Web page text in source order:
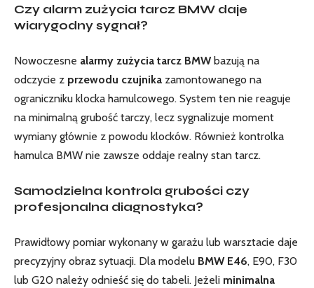
Czy alarm zużycia tarcz BMW daje
wiarygodny sygnał?
Nowoczesne alarmy zużycia tarcz BMWbazują na
odczycie z przewodu czujnika zamontowanego na
ograniczniku klocka hamulcowego. System ten nie reaguje
na minimalną grubość tarczy, lecz sygnalizuje moment
wymiany głównie z powodu klocków. Również kontrolka
hamulca BMW nie zawsze oddaje realny stan tarcz.
Samodzielna kontrola grubości czy
profesjonalna diagnostyka?
Prawidłowy pomiar wykonany w garażu lub warsztacie daje
precyzyjny obraz sytuacji. Dla modelu BMW E46, E90, F30
lub G20 należy odnieść się do tabeli. Jeżeli minimalna